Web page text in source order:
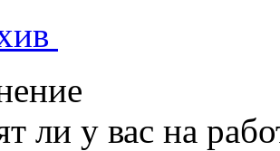
ли у вас на